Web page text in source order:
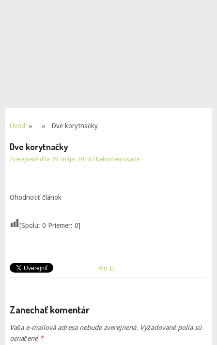
Úvod » » Dve korytnačky
Dve korytnačky
Zverejnené dňa 29. mája, 2014/ Nekomentované
Ohodnotiť článok
[Spolu: 0 Priemer: 0]
Pin It
Zanechať komentár
Vaša e-mailová adresa nebude zverejnená. Vyžadované polia sú
označené *